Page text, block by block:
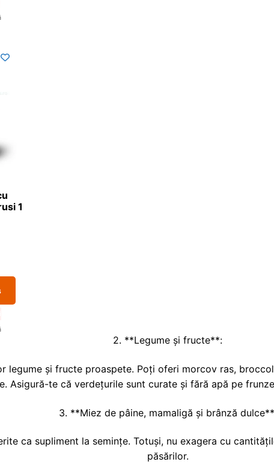
1
2. **Legume și fructe**:
legume și fructe proaspete. Poți oferi morcov ras,
Asigură-te că verdețurile sunt curate și fără apă pe
3. **Miez de pâine, mamaligă și brânză
ca supliment la semințe. Totuși, nu exagera cu
păsărilor.